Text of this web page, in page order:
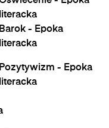
literacka
Barok - Epoka
literacka
Pozytywizm - Epoka
literacka